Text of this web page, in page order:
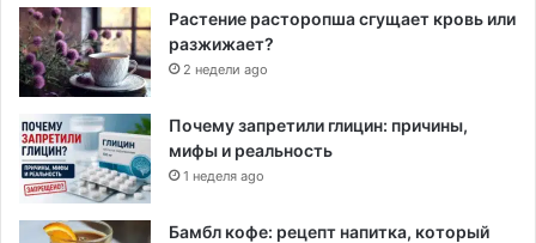
Растение расторопша сгущает кровь или
разжижает?
2 недели ago
Почему запретили глицин: причины,
мифы и реальность
1 неделя ago
Бамбл кофе: рецепт напитка, который